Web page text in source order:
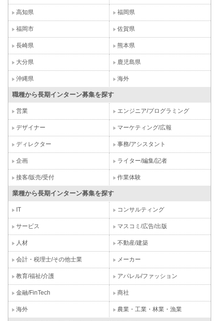
高知県 福岡県
福岡市 佐賀県
長崎県 熊本県
大分県 鹿児島県
沖縄県 海外
職種から長期インターン募集を探す
営業 エンジニア/プログラミング
デザイナー マーケティング/広報
ディレクター 事務/アシスタント
企画 ライター/編集/記者
接客/販売/受付 作業体験
業種から長期インターン募集を探す
IT コンサルティング
サービス マスコミ/広告/出版
人材 不動産/建築
会計・税理士/その他士業 メーカー
教育/福祉/介護 アパレル/ファッション
金融/FinTech 商社
海外 農業・工業・林業・漁業